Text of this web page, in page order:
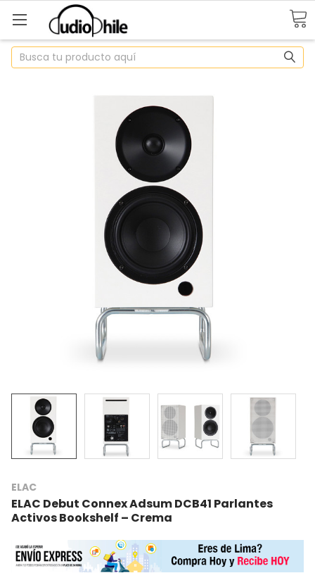
Buscar
ELAC
ELAC Debut Connex Adsum DCB41 Parlantes
Activos Bookshelf – Crema